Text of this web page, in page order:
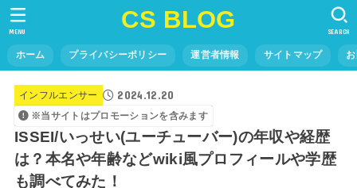
CS BLOG
ホーム プライバシーポリシー 運営者情報 サイトマップ
SEARCH
MENU
インフルエンサー 2024.12.20
※当サイトはプロモーションを含みます
ISSEI/いっせい(ユーチューバー)の年収や経歴
は？本名や年齢などwiki風プロフィールや学歴
も調べてみた！